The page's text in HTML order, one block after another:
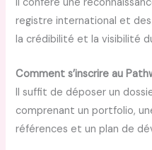
registre international et
la crédibilité et la visibilité
Comment s’inscrire au
Il suffit de déposer un
comprenant un portfolio,
références et un plan de